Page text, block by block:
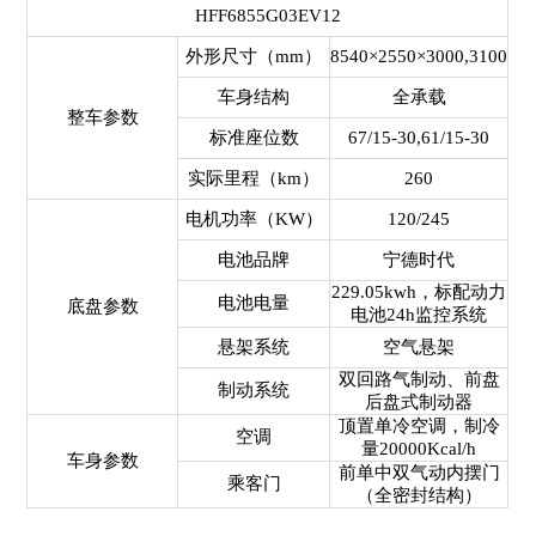
HFF6855G03EV12
整车参数
外形尺寸（mm） 8540×2550×3000,3100
车身结构 全承载
标准座位数 67/15-30,61/15-30
实际里程（km） 260
底盘参数
电机功率（KW） 120/245
电池品牌 宁德时代
电池电量
229.05kwh，标配动力
电池24h监控系统
悬架系统
空气悬架
制动系统
双回路气制动、前盘
后盘式制动器
车身参数
空调
顶置单冷空调，制冷
量20000Kcal/h
乘客门
前单中双气动内摆门
（全密封结构）